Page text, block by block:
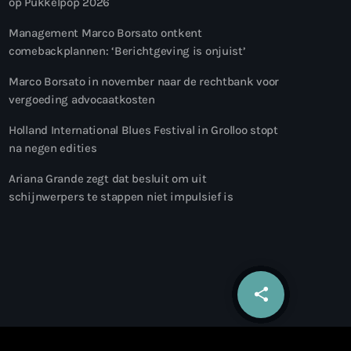
share
email
Management Marco Borsato ontkent
comebackplannen: ‘Berichtgeving is onjuist’
Marco Borsato in november naar de rechtbank voor
vergoeding advocaatkosten
Holland International Blues Festival in Grolloo stopt
na negen edities
Ariana Grande zegt dat besluit om uit
schijnwerpers te stappen niet impulsief is